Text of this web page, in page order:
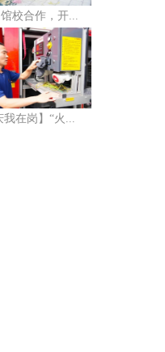
校合作，开...
我在岗】“火...